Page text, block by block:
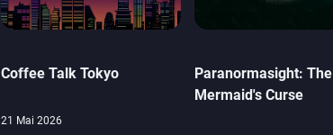
Coffee Talk Tokyo
21 Mai 2026
Paranormasight: The
Mermaid's Curse